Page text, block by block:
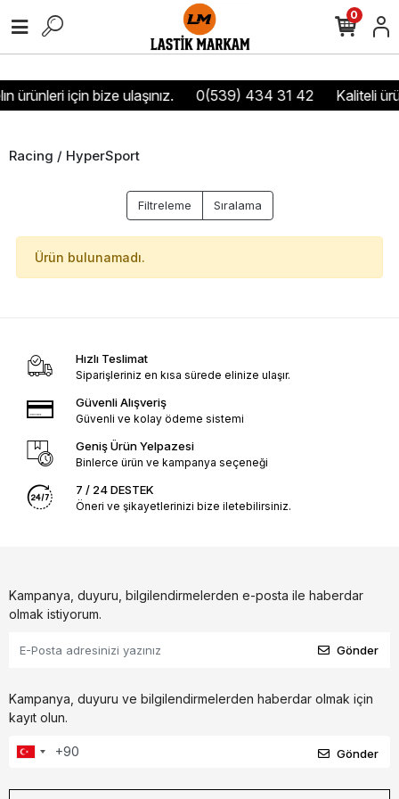
ürünleri için bize ulaşınız. 0(539) 434 31 42 Kaliteli
0
Racing / HyperSport
Filtreleme Sıralama
Ürün bulunamadı.
Hızlı Teslimat
Siparişleriniz en kısa sürede elinize ulaşır.
Güvenli Alışveriş
Güvenli ve kolay ödeme sistemi
Geniş Ürün Yelpazesi
Binlerce ürün ve kampanya seçeneği
7 / 24 DESTEK
Öneri ve şikayetlerinizi bize iletebilirsiniz.
Kampanya, duyuru, bilgilendirmelerden e-posta ile haberdar
olmak istiyorum.
Gönder
Kampanya, duyuru ve bilgilendirmelerden haberdar olmak için
kayıt olun.
Gönder